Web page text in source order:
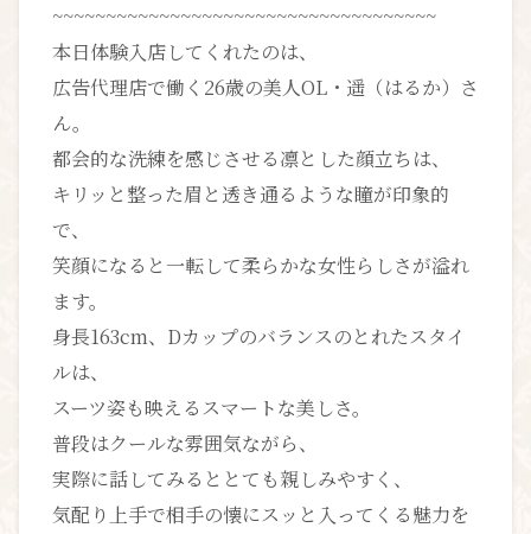
~~~~~~~~~~~~~~~~~~~~~~~~~~~~~~~~~~~~
本日体験入店してくれたのは、
広告代理店で働く26歳の美人OL・遥（はるか）さ
ん。
都会的な洗練を感じさせる凛とした顔立ちは、
キリッと整った眉と透き通るような瞳が印象的
で、
笑顔になると一転して柔らかな女性らしさが溢れ
ます。
身長163cm、Dカップのバランスのとれたスタイ
ルは、
スーツ姿も映えるスマートな美しさ。
普段はクールな雰囲気ながら、
実際に話してみるととても親しみやすく、
気配り上手で相手の懐にスッと入ってくる魅力を